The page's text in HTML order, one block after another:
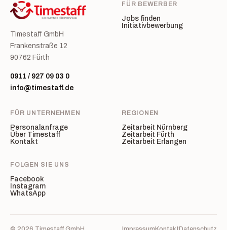
Timestaff GmbH
Frankenstraße 12
90762 Fürth
0911 / 927 09 03 0
info@timestaff.de
FÜR BEWERBER
Jobs finden
Initiativbewerbung
FÜR UNTERNEHMEN
Personalanfrage
Über Timestaff
Kontakt
REGIONEN
Zeitarbeit Nürnberg
Zeitarbeit Fürth
Zeitarbeit Erlangen
FOLGEN SIE UNS
Facebook
Instagram
WhatsApp